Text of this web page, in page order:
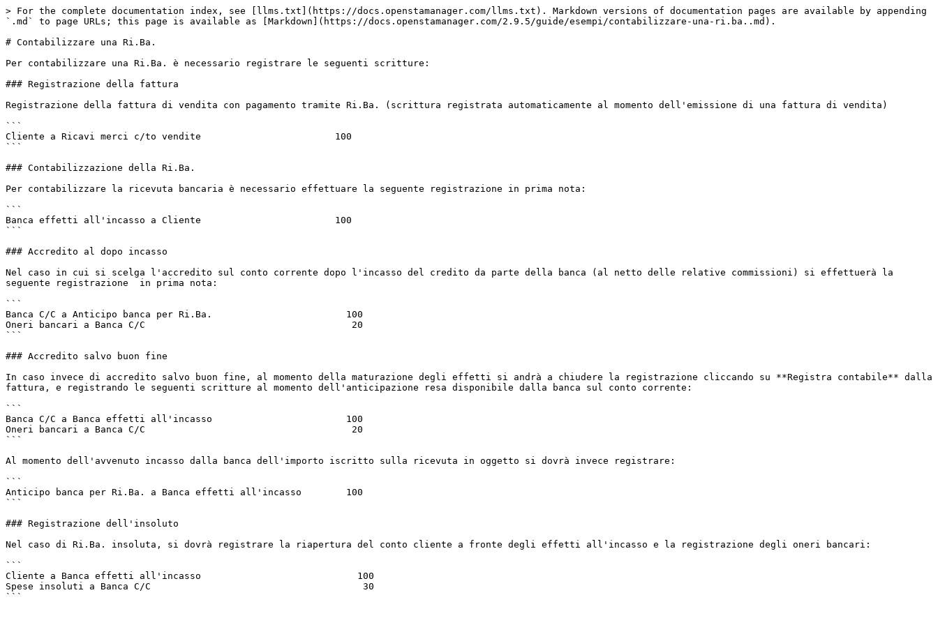
> For the complete documentation index, see [llms.txt](https://docs.openstamanager.com/llms.txt). Markdown versions of documentation pages are available by appending
`.md` to page URLs; this page is available as [Markdown](https://docs.openstamanager.com/2.9.5/guide/esempi/contabilizzare-una-ri.ba..md).
# Contabilizzare una Ri.Ba.
Per contabilizzare una Ri.Ba. è necessario registrare le seguenti scritture:
### Registrazione della fattura
Registrazione della fattura di vendita con pagamento tramite Ri.Ba. (scrittura registrata automaticamente al momento dell'emissione di una fattura di vendita)
```
Cliente a Ricavi merci c/to vendite                        100
```
### Contabilizzazione della Ri.Ba.
Per contabilizzare la ricevuta bancaria è necessario effettuare la seguente registrazione in prima nota:
```
Banca effetti all'incasso a Cliente                        100
```
### Accredito al dopo incasso
Nel caso in cui si scelga l'accredito sul conto corrente dopo l'incasso del credito da parte della banca (al netto delle relative commissioni) si effettuerà la
seguente registrazione  in prima nota:
```
Banca C/C a Anticipo banca per Ri.Ba.                        100
Oneri bancari a Banca C/C                                     20
```
### Accredito salvo buon fine
In caso invece di accredito salvo buon fine, al momento della maturazione degli effetti si andrà a chiudere la registrazione cliccando su **Registra contabile** dalla
fattura, e registrando le seguenti scritture al momento dell'anticipazione resa disponibile dalla banca sul conto corrente:
```
Banca C/C a Banca effetti all'incasso                        100
Oneri bancari a Banca C/C                                     20
```
Al momento dell'avvenuto incasso dalla banca dell'importo iscritto sulla ricevuta in oggetto si dovrà invece registrare:
```
Anticipo banca per Ri.Ba. a Banca effetti all'incasso        100
```
### Registrazione dell'insoluto
Nel caso di Ri.Ba. insoluta, si dovrà registrare la riapertura del conto cliente a fronte degli effetti all'incasso e la registrazione degli oneri bancari:
```
Cliente a Banca effetti all'incasso                            100
Spese insoluti a Banca C/C                                      30
```